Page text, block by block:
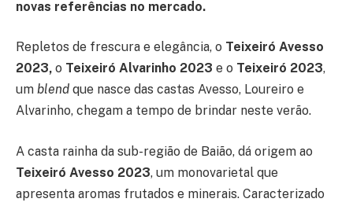
novas referências no mercado.
Repletos de frescura e elegância, o Teixeiró Avesso
2023, o Teixeiró Alvarinho 2023 e o Teixeiró 2023,
um blend que nasce das castas Avesso, Loureiro e
Alvarinho, chegam a tempo de brindar neste verão.
A casta rainha da sub-região de Baião, dá origem ao
Teixeiró Avesso 2023, um monovarietal que
apresenta aromas frutados e minerais. Caracterizado